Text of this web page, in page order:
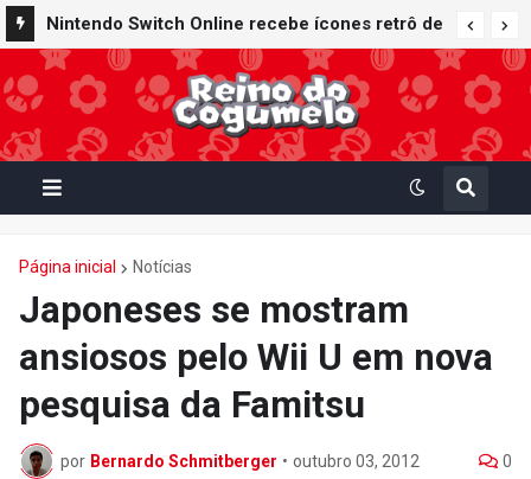
Nintendo Switch Online recebe ícones retrô de
Mario Paint (SNES) e Mario Kart: Super Circuit
(GBA)
Página inicial Notícias
Japoneses se mostram
ansiosos pelo Wii U em nova
pesquisa da Famitsu
por Bernardo Schmitberger • outubro 03, 2012 0